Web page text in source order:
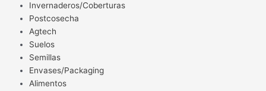
Invernaderos/Coberturas
Postcosecha
Agtech
Suelos
Semillas
Envases/Packaging
Alimentos